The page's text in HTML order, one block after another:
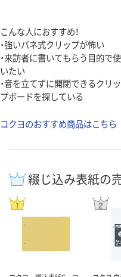
こんな人におすすめ！
・強いバネ式クリップが怖い
・来訪者に書いてもらう目的で使
いたい
・音を立てずに開閉できるクリッ
プボードを探している
コクヨのおすすめ商品はこちら
綴じ込み表紙の